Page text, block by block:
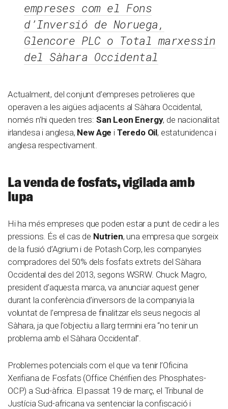
empreses com el Fons
d’Inversió de Noruega,
Glencore PLC o Total marxessin
del Sàhara Occidental
Actualment, del conjunt d’empreses petrolieres que
operaven a les aigües adjacents al Sàhara Occidental,
només n’hi queden tres: San Leon Energy, de nacionalitat
irlandesa i anglesa, New Age i Teredo Oil, estatunidenca i
anglesa respectivament.
La venda de fosfats, vigilada amb
lupa
Hi ha més empreses que poden estar a punt de cedir a les
pressions. És el cas de Nutrien, una empresa que sorgeix
de la fusió d’Agrium i de Potash Corp, les companyies
compradores del 50% dels fosfats extrets del Sàhara
Occidental des del 2013, segons WSRW. Chuck Magro,
president d’aquesta marca, va anunciar aquest gener
durant la conferència d’inversors de la companyia la
voluntat de l’empresa de finalitzar els seus negocis al
Sàhara, ja que l’objectiu a llarg termini era “no tenir un
problema amb el Sàhara Occidental”.
Problemes potencials com el que va tenir l’Oficina
Xerifiana de Fosfats (Office Chérifien des Phosphates-
OCP) a Sud-àfrica. El passat 19 de març, el Tribunal de
Justícia Sud-africana va sentenciar la confiscació i